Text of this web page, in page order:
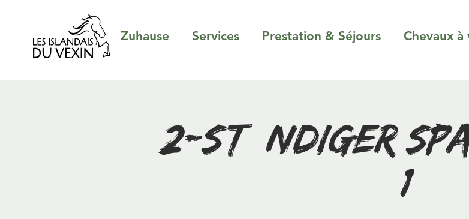
Zuhause Services Prestation & Séjours Chevaux à
2-stündiger
(1)